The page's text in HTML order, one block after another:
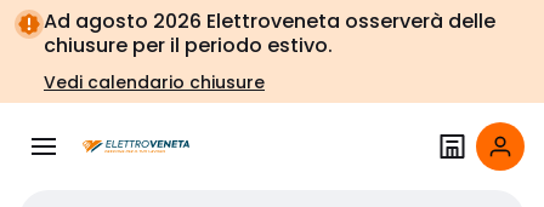
Vai alla
navigazione
Vai
alla
pagina
Ad agosto 2026 Elettroveneta osserverà delle
chiusure per il periodo estivo.
Vedi calendario chiusure